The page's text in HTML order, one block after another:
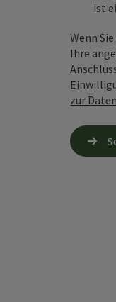
ist
Wenn
Ihre
zur